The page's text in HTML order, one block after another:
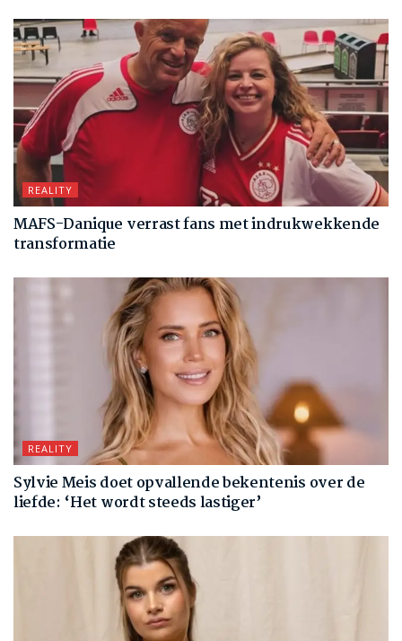
REALITY
MAFS-Danique verrast fans met indrukwekkende
transformatie
REALITY
Sylvie Meis doet opvallende bekentenis over de
liefde: ‘Het wordt steeds lastiger’